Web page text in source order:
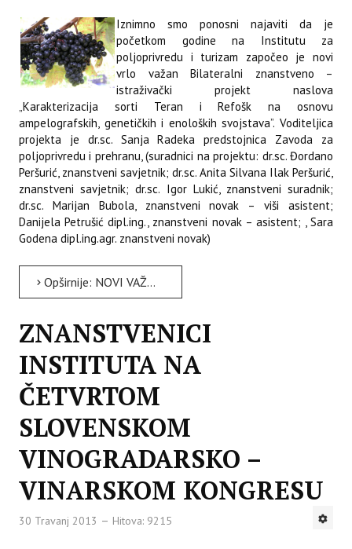
Iznimno smo ponosni najaviti da je
početkom godine na Institutu za
poljoprivredu i turizam započeo je novi
vrlo važan Bilateralni znanstveno –
istraživački projekt naslova
„Karakterizacija sorti Teran i Refošk na osnovu
ampelografskih, genetičkih i enoloških svojstava”. Voditeljica
projekta je dr.sc. Sanja Radeka predstojnica Zavoda za
poljoprivredu i prehranu, (suradnici na projektu: dr.sc. Đordano
Peršurić, znanstveni savjetnik; dr.sc. Anita Silvana Ilak Peršurić,
znanstveni savjetnik; dr.sc. Igor Lukić, znanstveni suradnik;
dr.sc. Marijan Bubola, znanstveni novak – viši asistent;
Danijela Petrušić dipl.ing., znanstveni novak – asistent; , Sara
Godena dipl.ing.agr. znanstveni novak)
Opširnije: NOVI VAŽAN BILATERALNI ZNANSTVENO ISTRAŽIVAČKI PROJEKT NA INSTITUTU
ZNANSTVENICI
INSTITUTA NA
ČETVRTOM
SLOVENSKOM
VINOGRADARSKO –
VINARSKOM KONGRESU
30 Travanj 2013 Hitova: 9215